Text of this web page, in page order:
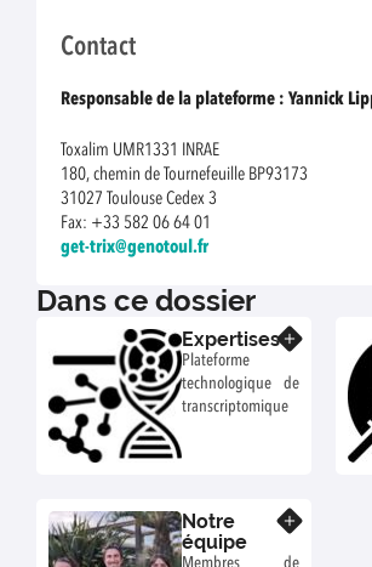
Contact
Responsable de la plateforme : Yannick
Toxalim UMR1331 INRAE
180, chemin de Tournefeuille BP93173
31027 Toulouse Cedex 3
Fax: +33 582 06 64 01
get-trix@genotoul.fr
Dans ce dossier
Expertises
Plateforme
technologique de
transcriptomique
Notre
équipe